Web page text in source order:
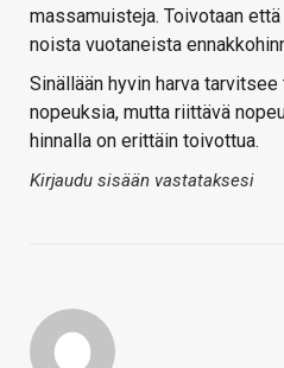
massamuisteja. Toivotaan
noista vuotaneista
Sinällään hyvin harva
nopeuksia, mutta riittävä
hinnalla on erittäin toivottua.
Kirjaudu sisään vastataksesi